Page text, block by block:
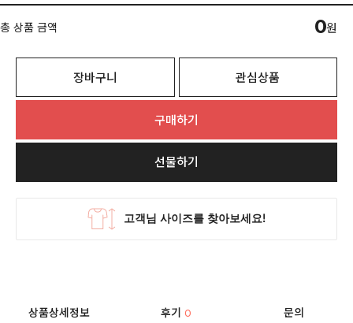
총 상품 금액 0원
장바구니 관심상품
구매하기
선물하기
상품상세정보 후기0 문의